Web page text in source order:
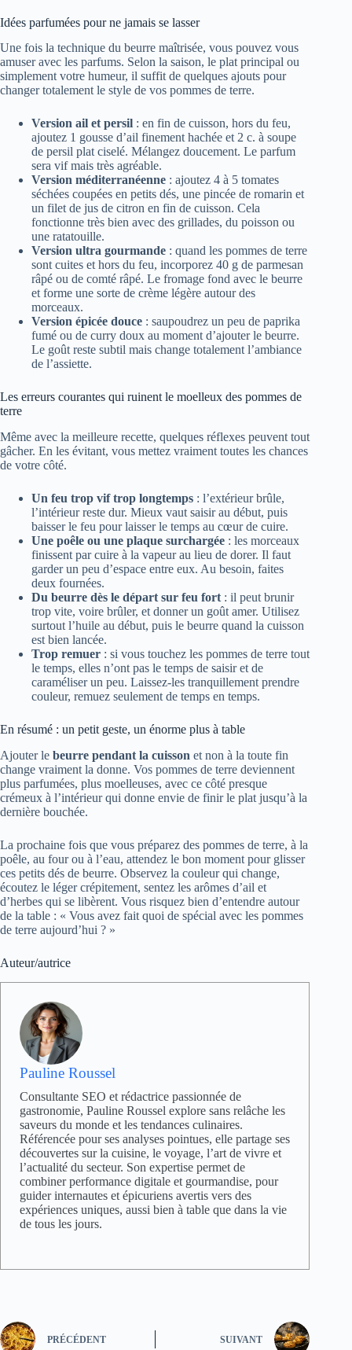
Idées parfumées pour ne jamais se lasser
Une fois la technique du beurre maîtrisée, vous pouvez vous
amuser avec les parfums. Selon la saison, le plat principal ou
simplement votre humeur, il suffit de quelques ajouts pour
changer totalement le style de vos pommes de terre.
Version ail et persil : en fin de cuisson, hors du feu,
ajoutez 1 gousse d’ail finement hachée et 2 c. à soupe
de persil plat ciselé. Mélangez doucement. Le parfum
sera vif mais très agréable.
Version méditerranéenne : ajoutez 4 à 5 tomates
séchées coupées en petits dés, une pincée de romarin et
un filet de jus de citron en fin de cuisson. Cela
fonctionne très bien avec des grillades, du poisson ou
une ratatouille.
Version ultra gourmande : quand les pommes de terre
sont cuites et hors du feu, incorporez 40 g de parmesan
râpé ou de comté râpé. Le fromage fond avec le beurre
et forme une sorte de crème légère autour des
morceaux.
Version épicée douce : saupoudrez un peu de paprika
fumé ou de curry doux au moment d’ajouter le beurre.
Le goût reste subtil mais change totalement l’ambiance
de l’assiette.
Les erreurs courantes qui ruinent le moelleux des pommes de
terre
Même avec la meilleure recette, quelques réflexes peuvent tout
gâcher. En les évitant, vous mettez vraiment toutes les chances
de votre côté.
Un feu trop vif trop longtemps : l’extérieur brûle,
l’intérieur reste dur. Mieux vaut saisir au début, puis
baisser le feu pour laisser le temps au cœur de cuire.
Une poêle ou une plaque surchargée : les morceaux
finissent par cuire à la vapeur au lieu de dorer. Il faut
garder un peu d’espace entre eux. Au besoin, faites
deux fournées.
Du beurre dès le départ sur feu fort : il peut brunir
trop vite, voire brûler, et donner un goût amer. Utilisez
surtout l’huile au début, puis le beurre quand la cuisson
est bien lancée.
Trop remuer : si vous touchez les pommes de terre tout
le temps, elles n’ont pas le temps de saisir et de
caraméliser un peu. Laissez-les tranquillement prendre
couleur, remuez seulement de temps en temps.
En résumé : un petit geste, un énorme plus à table
Ajouter le beurre pendant la cuisson et non à la toute fin
change vraiment la donne. Vos pommes de terre deviennent
plus parfumées, plus moelleuses, avec ce côté presque
crémeux à l’intérieur qui donne envie de finir le plat jusqu’à la
dernière bouchée.
La prochaine fois que vous préparez des pommes de terre, à la
poêle, au four ou à l’eau, attendez le bon moment pour glisser
ces petits dés de beurre. Observez la couleur qui change,
écoutez le léger crépitement, sentez les arômes d’ail et
d’herbes qui se libèrent. Vous risquez bien d’entendre autour
de la table : « Vous avez fait quoi de spécial avec les pommes
de terre aujourd’hui ? »
Auteur/autrice
Pauline Roussel
Consultante SEO et rédactrice passionnée de
gastronomie, Pauline Roussel explore sans relâche les
saveurs du monde et les tendances culinaires.
Référencée pour ses analyses pointues, elle partage ses
découvertes sur la cuisine, le voyage, l’art de vivre et
l’actualité du secteur. Son expertise permet de
combiner performance digitale et gourmandise, pour
guider internautes et épicuriens avertis vers des
expériences uniques, aussi bien à table que dans la vie
de tous les jours.
PRÉCÉDENT SUIVANT